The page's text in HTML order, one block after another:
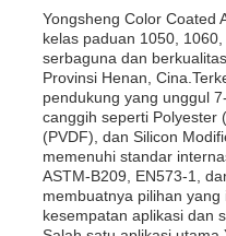
Yongsheng Color Coated
kelas paduan 1050,
serbaguna dan
Provinsi Henan,
pendukung yang unggul
canggih seperti Polyester
(PVDF), dan Silicon
memenuhi standar
ASTM-B209, EN573-1,
membuatnya pilihan
kesempatan aplikasi dan